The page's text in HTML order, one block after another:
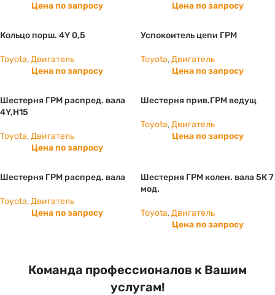
Цена по запросу
Цена по запросу
Кольцо порш. 4Y 0,5
Toyota,Двигатель
Цена по запросу
Успокоитель цепи ГРМ
Toyota,Двигатель
Цена по запросу
Шестерня ГРМ распред. вала
4Y,H15
Toyota,Двигатель
Цена по запросу
Шестерня прив.ГРМ ведущ
Toyota,Двигатель
Цена по запросу
Шестерня ГРМ распред. вала
Toyota,Двигатель
Цена по запросу
Шестерня ГРМ колен. вала 5К 7
мод.
Toyota,Двигатель
Цена по запросу
Команда профессионалов к Вашим
услугам!